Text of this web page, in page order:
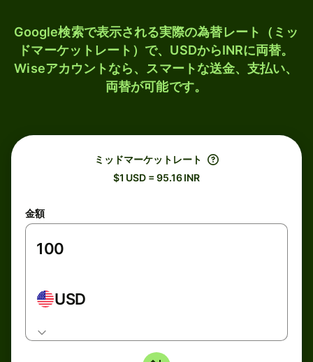
Google検索で表示される実際の為替レート（ミッ
ドマーケットレート）で、USDからINRに両替。
Wiseアカウントなら、スマートな送金、支払い、
両替が可能です。
ミッドマーケットレート
$1 USD = 95.16 INR
金額
USD